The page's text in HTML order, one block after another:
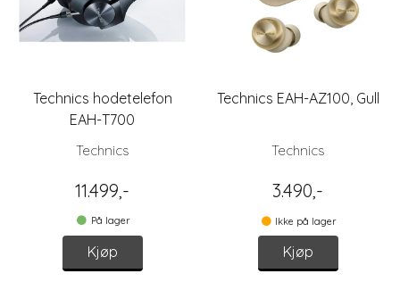
Technics hodetelefon
EAH-T700
Technics
11.499,-
På lager
Kjøp
Technics EAH-AZ100, Gull
Technics
3.490,-
Ikke på lager
Kjøp